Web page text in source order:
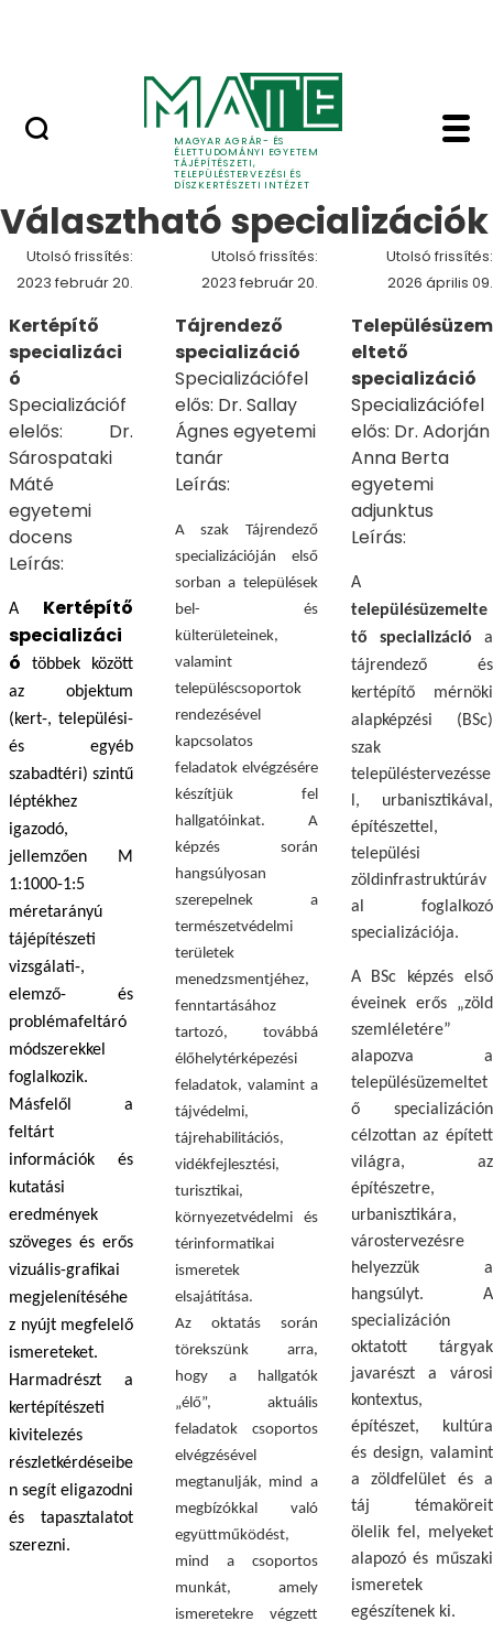
MAGYAR AGRÁR- ÉS
ÉLETTUDOMÁNYI EGYETEM
TÁJÉPÍTÉSZETI,
TELEPÜLÉSTERVEZÉSI ÉS
DÍSZKERTÉSZETI INTÉZET
Specializáció -
Specializáció
Választható specializációk
Utolsó frissítés:
2023 február 20.
Kertépítő
specializáci
ó
Specializációf
elelős: Dr.
Sárospataki
Máté
egyetemi
docens
Leírás:
A Kertépítő
specializáci
ó többek között
az objektum
(kert-, települési-
és egyéb
szabadtéri) szintű
léptékhez
igazodó,
jellemzően M
1:1000-1:5
méretarányú
tájépítészeti
vizsgálati-,
elemző- és
problémafeltáró
módszerekkel
foglalkozik.
Másfelől a
feltárt
információk és
kutatási
eredmények
szöveges és erős
vizuális-grafikai
megjelenítéséhe
z nyújt megfelelő
ismereteket.
Harmadrészt a
kertépítészeti
kivitelezés
részletkérdéseibe
n segít eligazodni
és tapasztalatot
szerezni.
Utolsó frissítés:
2023 február 20.
Tájrendező
specializáció
Specializációfel
elős: Dr. Sallay
Ágnes egyetemi
tanár
Leírás:
A szak Tájrendező
specializációján első
sorban a települések
bel- és
külterületeinek,
valamint
településcsoportok
rendezésével
kapcsolatos
feladatok elvégzésére
készítjük fel
hallgatóinkat. A
képzés során
hangsúlyosan
szerepelnek a
természetvédelmi
területek
menedzsmentjéhez,
fenntartásához
tartozó, továbbá
élőhelytérképezési
feladatok, valamint a
tájvédelmi,
tájrehabilitációs,
vidékfejlesztési,
turisztikai,
környezetvédelmi és
térinformatikai
ismeretek
elsajátítása.
Az oktatás során
törekszünk arra,
hogy a hallgatók
„élő”, aktuális
feladatok csoportos
elvégzésével
megtanulják, mind a
megbízókkal való
együttműködést,
mind a csoportos
munkát, amely
ismeretekre végzett
Utolsó frissítés:
2026 április 09.
Településüzem
eltető
specializáció
Specializációfel
elős: Dr. Adorján
Anna Berta
egyetemi
adjunktus
Leírás:
A
településüzemelte
tő specializáció a
tájrendező és
kertépítő mérnöki
alapképzési (BSc)
szak
településtervezésse
l, urbanisztikával,
építészettel,
települési
zöldinfrastruktúráv
al foglalkozó
specializációja.
A BSc képzés első
éveinek erős „zöld
szemléletére”
alapozva a
településüzemeltet
ő specializáción
célzottan az épített
világra, az
építészetre,
urbanisztikára,
várostervezésre
helyezzük a
hangsúlyt. A
specializáción
oktatott tárgyak
javarészt a városi
kontextus,
építészet, kultúra
és design, valamint
a zöldfelület és a
táj témaköreit
ölelik fel, melyeket
alapozó és műszaki
ismeretek
egészítenek ki.